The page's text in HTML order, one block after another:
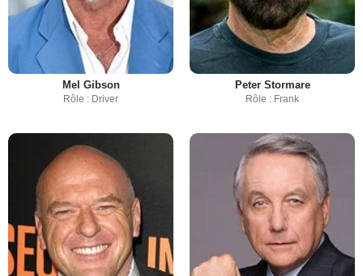
Mel Gibson
Rôle : Driver
Peter Stormare
Rôle : Frank